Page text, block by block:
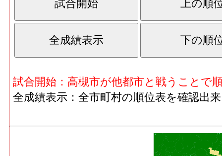
試合開始：高槻市が他都市と戦うことで
全成績表示：全市町村の順位表を確認出